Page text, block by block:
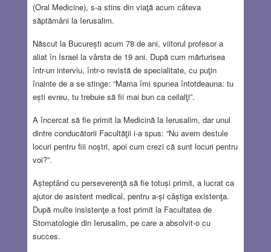
(Oral Medicine), s-a stins din viaƫă acum câteva
săptămâni la Ierusalim.
Născut la București acum 78 de ani, viitorul profesor a
aliat în Israel la vârsta de 19 ani. După cum mărturisea
într-un interviu, într-o revistă de specialitate, cu puƫin
înainte de a se stinge: “Mama îmi spunea întotdeauna: tu
ești evreu, tu trebuie să fii mai bun ca ceilalƫi”.
A încercat să fie primit la Medicină la Ierusalim, dar unul
dintre conducătorii Facultăƫii i-a spus: “Nu avem destule
locuri pentru fiii noștri, apoi cum crezi că sunt locuri pentru
voi?”.
Așteptând cu perseverenƫă să fie totuși primit, a lucrat ca
ajutor de asistent medical, pentru a-și câștiga existenƫa.
După multe insistenƫe a fost primit la Facultatea de
Stomatologie din Ierusalim, pe care a absolvit-o cu
succes.